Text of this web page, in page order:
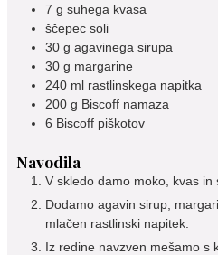
7 g suhega kvasa
ščepec soli
30 g agavinega sirupa
30 g margarine
240 ml rastlinskega napitka
200 g Biscoff namaza
6 Biscoff piškotov
Navodila
V skledo damo moko, kvas in
Dodamo agavin sirup,
mlačen rastlinski napitek.
Iz redine navzven mešamo s